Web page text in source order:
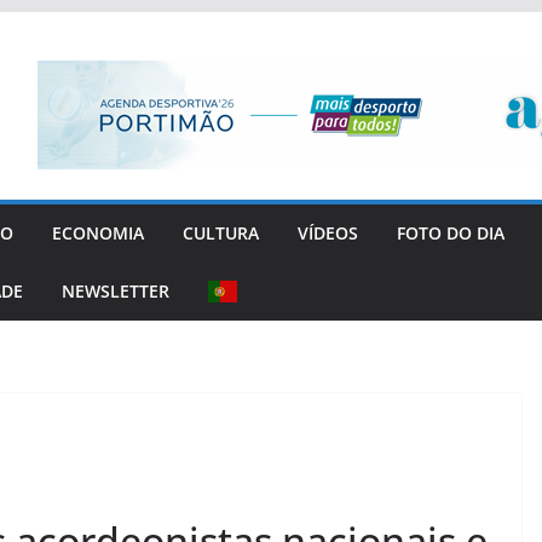
ECONOMIA CULTURA VÍDEOS FOTO DO DIA
NEWSLETTER